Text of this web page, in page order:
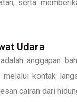
serta
Udara
anggapan
kontak
cairan dari